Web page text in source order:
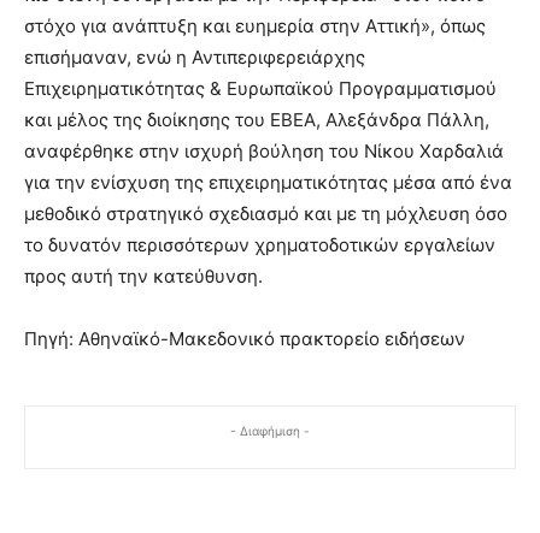
στόχο για ανάπτυξη και ευημερία στην Αττική», όπως
επισήμαναν, ενώ η Αντιπεριφερειάρχης
Επιχειρηματικότητας & Ευρωπαϊκού Προγραμματισμού
και μέλος της διοίκησης του ΕΒΕΑ, Αλεξάνδρα Πάλλη,
αναφέρθηκε στην ισχυρή βούληση του Νίκου Χαρδαλιά
για την ενίσχυση της επιχειρηματικότητας μέσα από ένα
μεθοδικό στρατηγικό σχεδιασμό και με τη μόχλευση όσο
το δυνατόν περισσότερων χρηματοδοτικών εργαλείων
προς αυτή την κατεύθυνση.
Πηγή: Αθηναϊκό-Μακεδονικό πρακτορείο ειδήσεων
- Διαφήμιση -